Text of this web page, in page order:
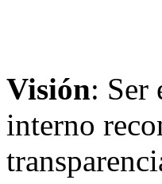
Visión: Ser
interno